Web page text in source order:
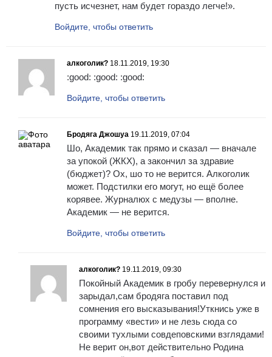
пусть исчезнет, нам будет гораздо легче!».
Войдите, чтобы ответить
алкоголик? 18.11.2019, 19:30
:good: :good: :good:
Войдите, чтобы ответить
Бродяга Джошуа 19.11.2019, 07:04
Шо, Академик так прямо и сказал — вначале
за упокой (ЖКХ), а закончил за здравие
(бюджет)? Ох, шо то не верится. Алкоголик
может. Подстилки его могут, но ещё более
корявее. Журналюх с медузы — вполне.
Академик — не верится.
Войдите, чтобы ответить
алкоголик? 19.11.2019, 09:30
Покойный Академик в гробу перевернулся и
зарыдал,сам бродяга поставил под
сомнения его высказывания!Уткнись уже в
программу «вести» и не лезь сюда со
своими тухлыми совдеповскими взглядами!
Не верит он,вот действительно Родина